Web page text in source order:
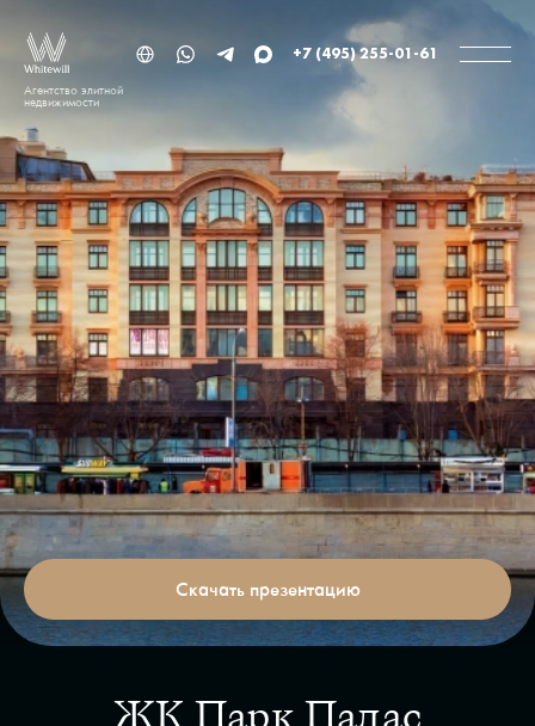
Агентство элитной
недвижимости
+7 (495) 255-01-61
Скачать презентацию